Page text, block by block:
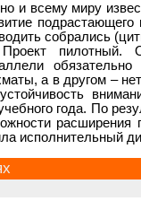
и всему миру
собрались
пилотный.
а в другом –
года. По
исполнительный